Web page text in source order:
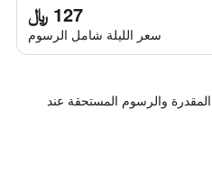
127 ﷼
سعر الليلة شامل الرسوم
والرسوم المستحقة عند